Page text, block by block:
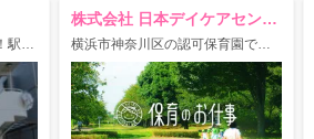
☆「仲木戸駅」から徒歩4分！駅チカ手当て充実の認可保育園！
株式会社 日本デイケアセンター
横浜市神奈川区の認可保育園での保育士求人です